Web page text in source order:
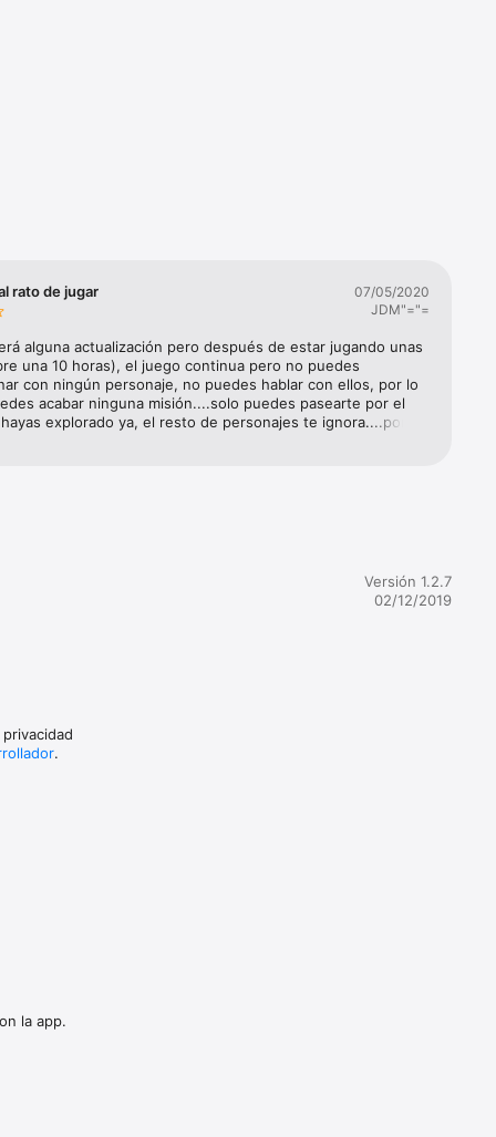
si te
de
10.5",
rato de jugar
07/05/2020
JDM"="=
alguna actualización pero después de estar jugando unas
una 10 horas), el juego continua pero no puedes
con ningún personaje, no puedes hablar con ellos, por lo
acabar ninguna misión....solo puedes pasearte por el
explorado ya, el resto de personajes te ignora....por
Versión 1.2.7
02/12/2019
.
la app.